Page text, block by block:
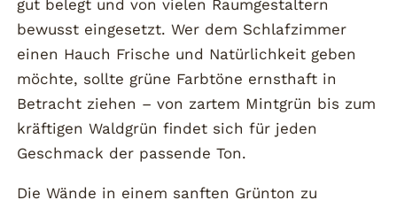
gut belegt und von vielen Raumgestaltern
bewusst eingesetzt. Wer dem Schlafzimmer
einen Hauch Frische und Natürlichkeit geben
möchte, sollte grüne Farbtöne ernsthaft in
Betracht ziehen – von zartem Mintgrün bis zum
kräftigen Waldgrün findet sich für jeden
Geschmack der passende Ton.
Die Wände in einem sanften Grünton zu